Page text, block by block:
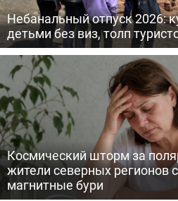
Небанальный отпуск 2026:
детьми без виз, толп
Космический шторм за
жители северных
магнитные бури